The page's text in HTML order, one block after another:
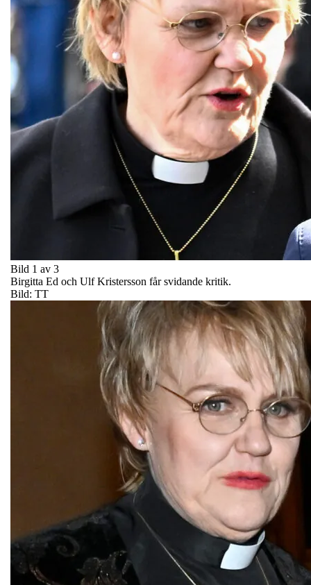
Bild 1 av 3
Birgitta Ed och Ulf Kristersson får svidande kritik.
Bild: TT